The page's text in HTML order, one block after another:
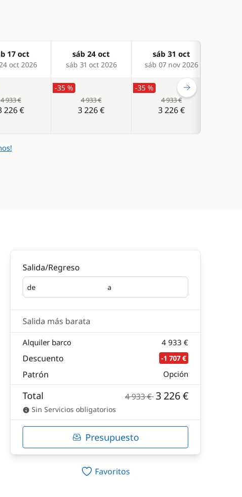
17 oct
oct 2026
sáb 24 oct
sáb 31 oct 2026
sáb 31 oct
sáb 07 nov 2026
4 933 €
226 €
-35 %
4 933 €
3 226 €
-35 %
4 933 €
3 226 €
Salida/Regreso
de
Salida a
Regreso
Salida más barata
Alquiler barco 4 933 €
Descuento -1 707 €
Patrón Opción
Total 4 933 € 3 226 €
Sin Servicios obligatorios
Presupuesto
Favoritos